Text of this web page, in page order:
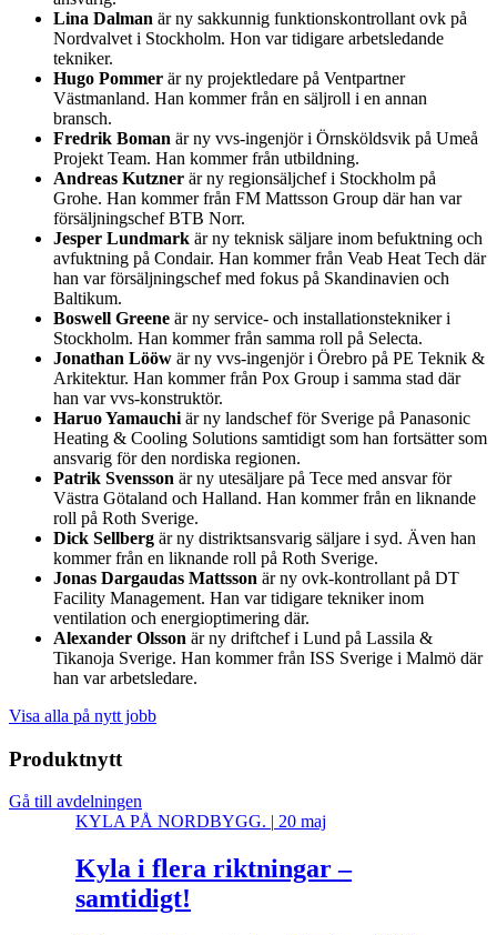
Lina Dalman är ny sakkunnig funktionskontrollant ovk på
Nordvalvet i Stockholm. Hon var tidigare arbetsledande
tekniker.
Hugo Pommer är ny projektledare på Ventpartner
Västmanland. Han kommer från en säljroll i en annan
bransch.
Fredrik Boman är ny vvs-ingenjör i Örnsköldsvik på Umeå
Projekt Team. Han kommer från utbildning.
Andreas Kutzner är ny regionsäljchef i Stockholm på
Grohe. Han kommer från FM Mattsson Group där han var
försäljningschef BTB Norr.
Jesper Lundmark är ny teknisk säljare inom befuktning och
avfuktning på Condair. Han kommer från Veab Heat Tech där
han var försäljningschef med fokus på Skandinavien och
Baltikum.
Boswell Greene är ny service- och installationstekniker i
Stockholm. Han kommer från samma roll på Selecta.
Jonathan Lööw är ny vvs-ingenjör i Örebro på PE Teknik &
Arkitektur. Han kommer från Pox Group i samma stad där
han var vvs-konstruktör.
Haruo Yamauchi är ny landschef för Sverige på Panasonic
Heating & Cooling Solutions samtidigt som han fortsätter som
ansvarig för den nordiska regionen.
Patrik Svensson är ny utesäljare på Tece med ansvar för
Västra Götaland och Halland. Han kommer från en liknande
roll på Roth Sverige.
Dick Sellberg är ny distriktsansvarig säljare i syd. Även han
kommer från en liknande roll på Roth Sverige.
Jonas Dargaudas Mattsson är ny ovk-kontrollant på DT
Facility Management. Han var tidigare tekniker inom
ventilation och energioptimering där.
Alexander Olsson är ny driftchef i Lund på Lassila &
Tikanoja Sverige. Han kommer från ISS Sverige i Malmö där
han var arbetsledare.
Visa alla på nytt jobb
Produktnytt
Gå till avdelningen
KYLA PÅ NORDBYGG. | 20 maj
Kyla i flera riktningar –
samtidigt!